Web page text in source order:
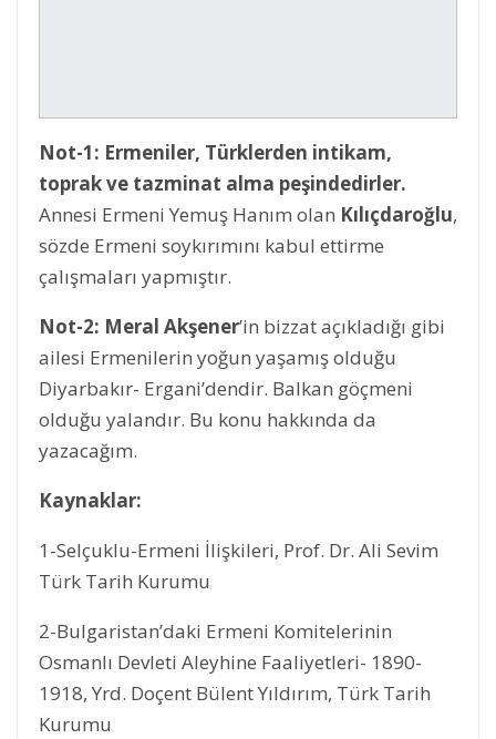
Not-1: Ermeniler, Türklerden intikam,
toprak ve tazminat alma peşindedirler.
Annesi Ermeni Yemuş Hanım olan Kılıçdaroğlu,
sözde Ermeni soykırımını kabul ettirme
çalışmaları yapmıştır.
Not-2: Meral Akşener’in bizzat açıkladığı gibi
ailesi Ermenilerin yoğun yaşamış olduğu
Diyarbakır- Ergani’dendir. Balkan göçmeni
olduğu yalandır. Bu konu hakkında da
yazacağım.
Kaynaklar:
1-Selçuklu-Ermeni İlişkileri, Prof. Dr. Ali Sevim
Türk Tarih Kurumu
2-Bulgaristan’daki Ermeni Komitelerinin
Osmanlı Devleti Aleyhine Faaliyetleri- 1890-
1918, Yrd. Doçent Bülent Yıldırım, Türk Tarih
Kurumu